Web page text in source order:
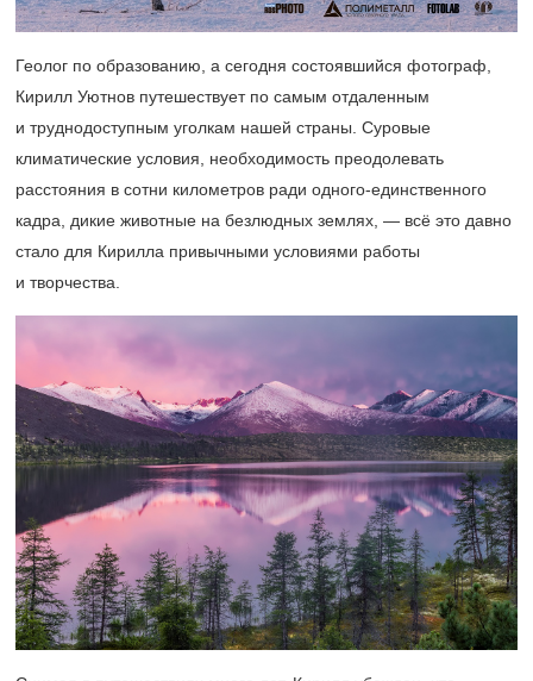
Геолог по образованию, а сегодня состоявшийся фотограф,
Кирилл Уютнов путешествует по самым отдаленным
и труднодоступным уголкам нашей страны. Суровые
климатические условия, необходимость преодолевать
расстояния в сотни километров ради одного-единственного
кадра, дикие животные на безлюдных землях, — всё это давно
стало для Кирилла привычными условиями работы
и творчества.